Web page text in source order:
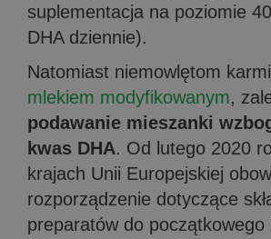
suplementacja na poziomie
DHA dziennie).
Natomiast niemowlętom
mlekiem modyfikowanym,
podawanie mieszanki
kwas DHA. Od lutego 2020
krajach Unii Europejskiej
rozporządzenie dotyczące
preparatów do początkowego